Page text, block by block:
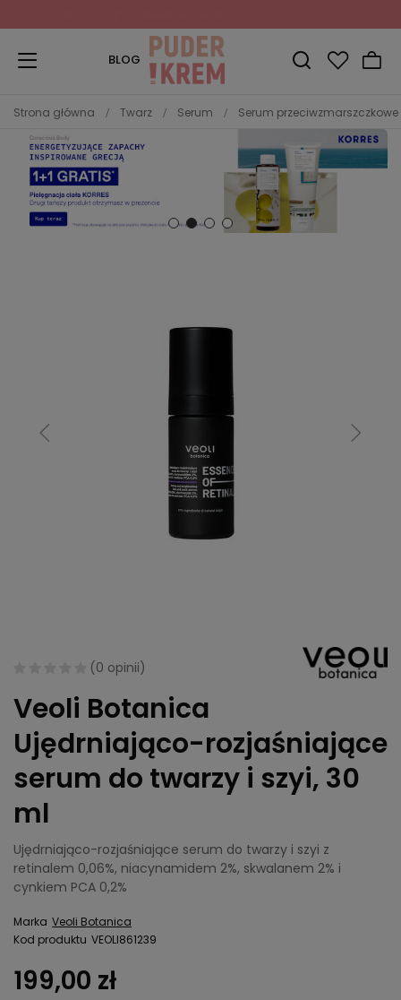
BLOG
Strona główna Twarz Serum Serum przeciwzmarszczkowe
(0 opinii)
Veoli Botanica
Ujędrniająco-rozjaśniające
serum do twarzy i szyi, 30
ml
Ujędrniająco-rozjaśniające serum do twarzy i szyi z
retinalem 0,06%, niacynamidem 2%, skwalanem 2% i
cynkiem PCA 0,2%
Marka Veoli Botanica
Kod produktu VEOLI861239
199,00 zł